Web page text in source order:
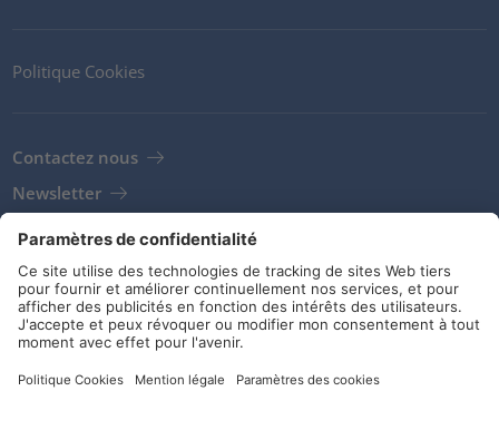
Politique Cookies
Contactez nous
Newsletter
Clients
Fournisseurs
Conditions de stockage
Réseaux sociaux